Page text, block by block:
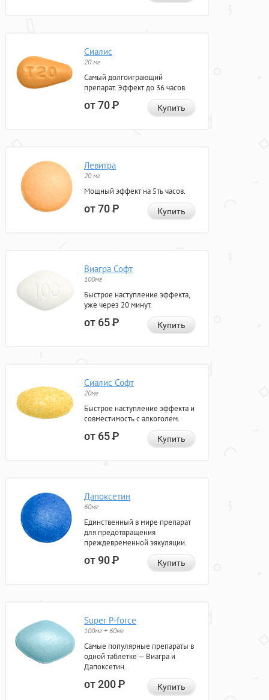
Сиалис
20 мг
Самый долгоиграющий
препарат. Эффект до 36 часов.
от 70Р Купить
Левитра
20 мг
Мощный эффект на 5ть часов.
от 70Р Купить
Виагра Софт
100мг
Быстрое наступление эффекта,
уже через 20 минут.
от 65Р Купить
Сиалис Софт
20мг
Быстрое наступление эффекта и
совместимость с алкоголем.
от 65Р Купить
Дапоксетин
60мг
Единственный в мире препарат
для предотвращения
преждевременной эякуляции.
от 90Р Купить
Super P-force
100мг + 60мг
Самые популярные препараты в
одной таблетке — Виагра и
Дапоксетин.
от 200Р Купить